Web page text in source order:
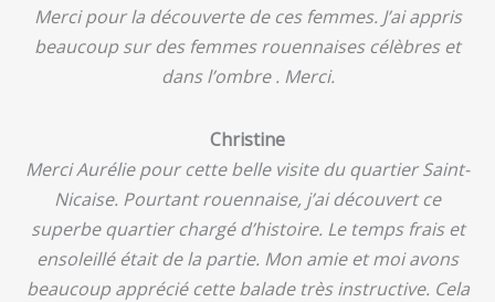
Merci pour la découverte de ces femmes. J’ai appris
beaucoup sur des femmes rouennaises célèbres et
dans l’ombre . Merci.
Christine
Merci Aurélie pour cette belle visite du quartier Saint-
Nicaise. Pourtant rouennaise, j’ai découvert ce
superbe quartier chargé d’histoire. Le temps frais et
ensoleillé était de la partie. Mon amie et moi avons
beaucoup apprécié cette balade très instructive. Cela